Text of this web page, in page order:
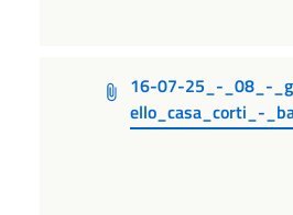
16-07-25_-_08_-
ello_casa_corti_-